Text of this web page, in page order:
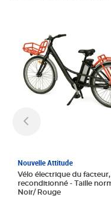
Nouvelle Attitude
Vélo électrique du facteur,
reconditionné - Taille normale -
Noir/ Rouge